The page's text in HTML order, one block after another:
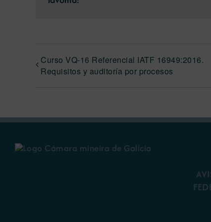
Curso VQ-16 Referencial IATF 16949:2016.
Requisitos y auditoría por procesos